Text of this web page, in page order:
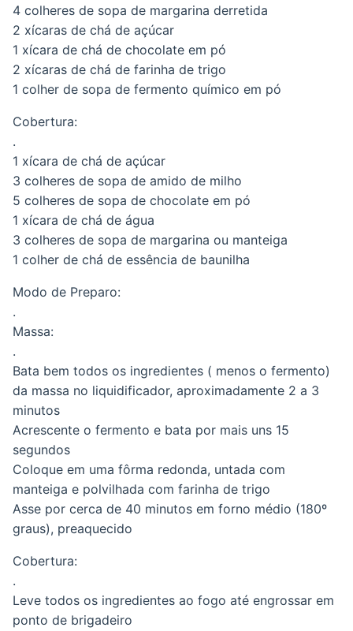
4 colheres de sopa de margarina derretida
2 xícaras de chá de açúcar
1 xícara de chá de chocolate em pó
2 xícaras de chá de farinha de trigo
1 colher de sopa de fermento químico em pó
Cobertura:
.
1 xícara de chá de açúcar
3 colheres de sopa de amido de milho
5 colheres de sopa de chocolate em pó
1 xícara de chá de água
3 colheres de sopa de margarina ou manteiga
1 colher de chá de essência de baunilha
Modo de Preparo:
.
Massa:
.
Bata bem todos os ingredientes ( menos o fermento)
da massa no liquidificador, aproximadamente 2 a 3
minutos
Acrescente o fermento e bata por mais uns 15
segundos
Coloque em uma fôrma redonda, untada com
manteiga e polvilhada com farinha de trigo
Asse por cerca de 40 minutos em forno médio (180º
graus), preaquecido
Cobertura:
.
Leve todos os ingredientes ao fogo até engrossar em
ponto de brigadeiro